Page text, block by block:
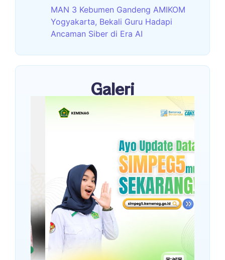
MAN 3 Kebumen Gandeng AMIKOM
Yogyakarta, Bekali Guru Hadapi
Ancaman Siber di Era AI
Galeri